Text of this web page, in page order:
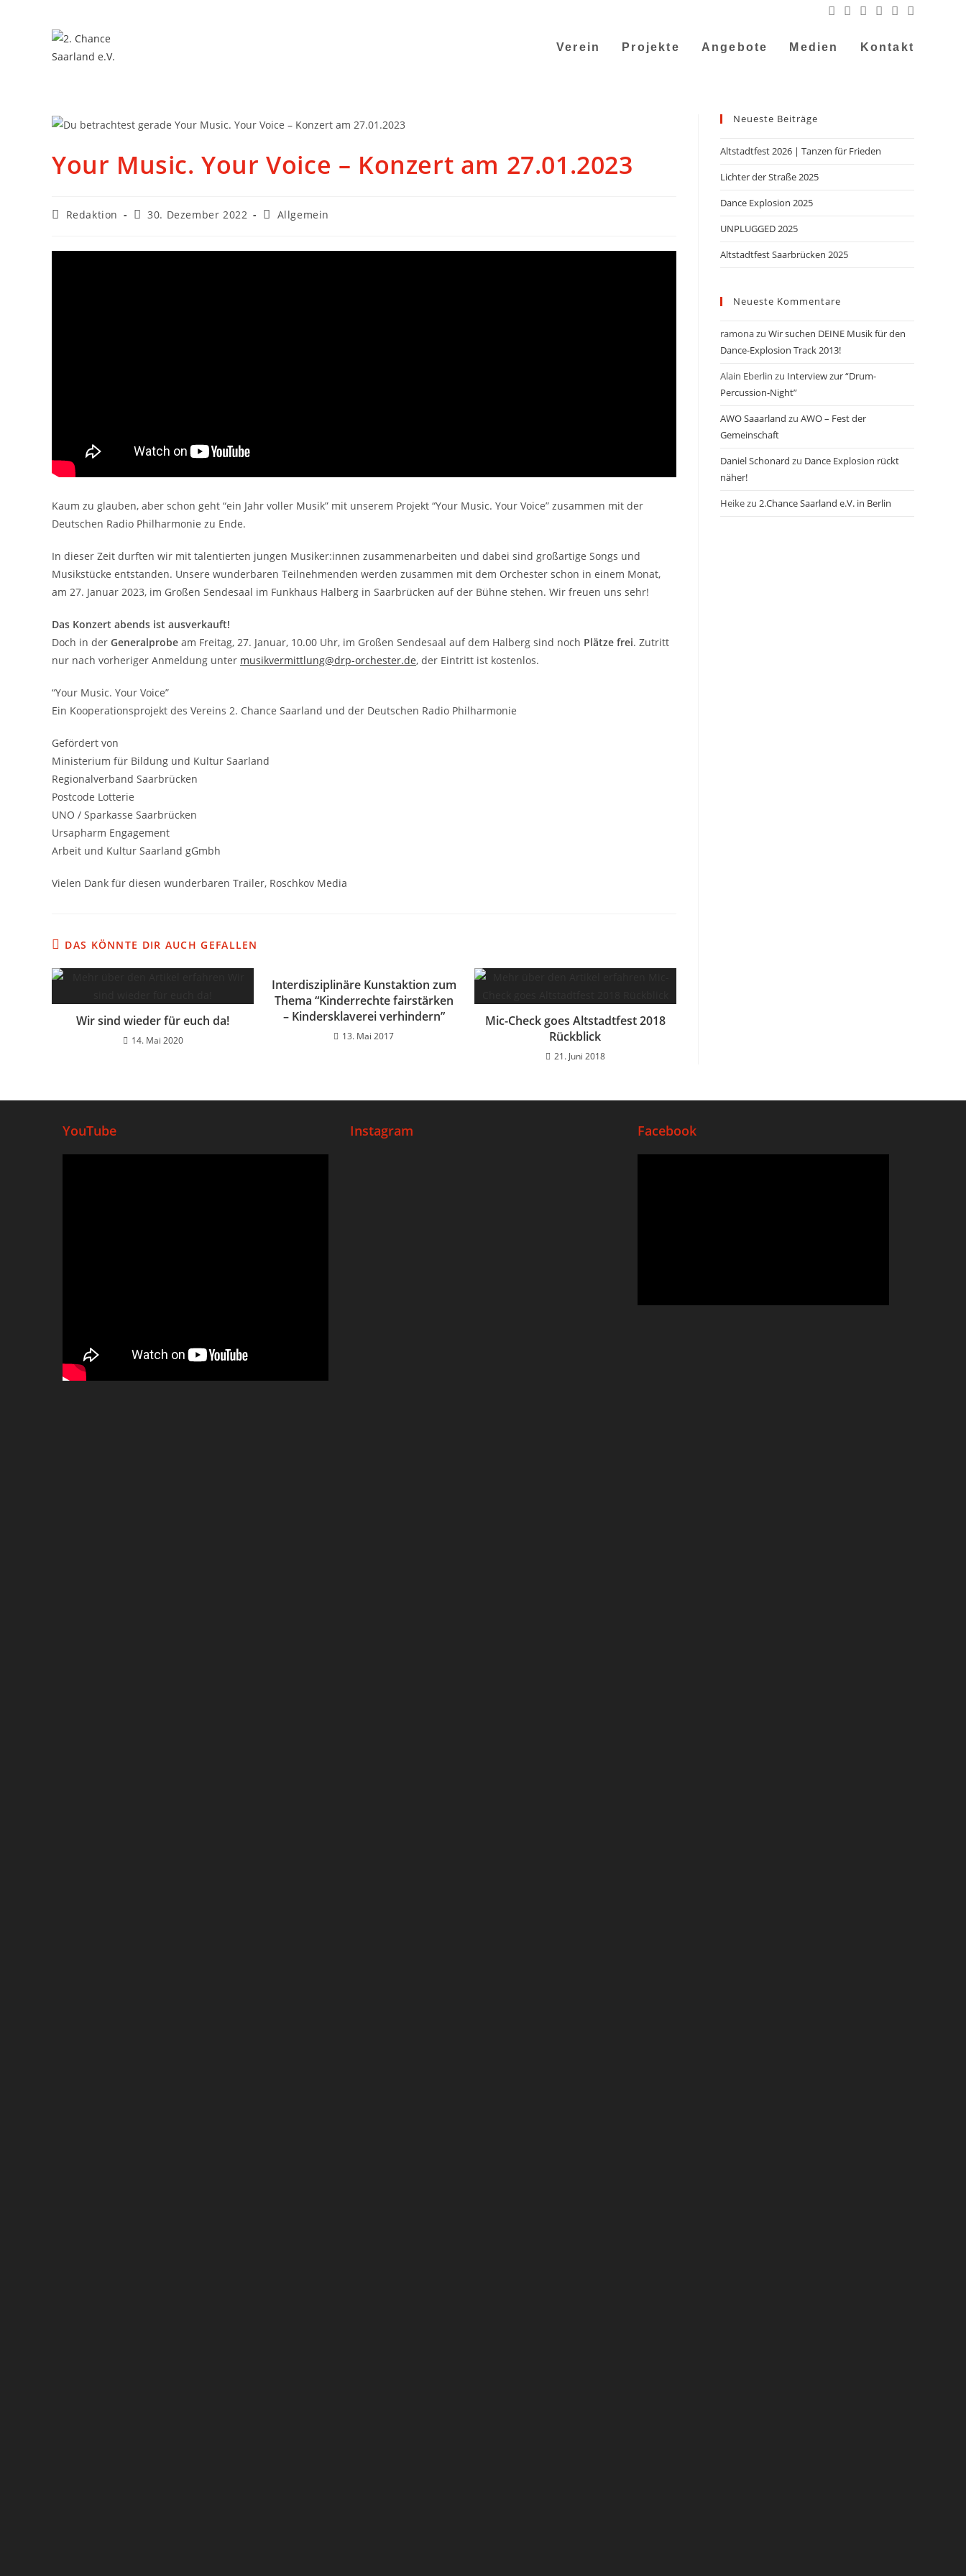
Verein Projekte Angebote Medien Kontakt
Your Music. Your Voice – Konzert am 27.01.2023
Redaktion 30. Dezember 2022 Allgemein
Kaum zu glauben, aber schon geht “ein Jahr voller Musik” mit unserem Projekt “Your Music. Your Voice” zusammen mit der
Deutschen Radio Philharmonie zu Ende.
In dieser Zeit durften wir mit talentierten jungen Musiker:innen zusammenarbeiten und dabei sind großartige Songs und
Musikstücke entstanden. Unsere wunderbaren Teilnehmenden werden zusammen mit dem Orchester schon in einem Monat,
am 27. Januar 2023, im Großen Sendesaal im Funkhaus Halberg in Saarbrücken auf der Bühne stehen. Wir freuen uns sehr!
Das Konzert abends ist ausverkauft!
Doch in der Generalprobe am Freitag, 27. Januar, 10.00 Uhr, im Großen Sendesaal auf dem Halberg sind noch Plätze frei. Zutritt
nur nach vorheriger Anmeldung unter musikvermittlung@drp-orchester.de, der Eintritt ist kostenlos.
“Your Music. Your Voice”
Ein Kooperationsprojekt des Vereins 2. Chance Saarland und der Deutschen Radio Philharmonie
Gefördert von
Ministerium für Bildung und Kultur Saarland
Regionalverband Saarbrücken
Postcode Lotterie
UNO / Sparkasse Saarbrücken
Ursapharm Engagement
Arbeit und Kultur Saarland gGmbh
Vielen Dank für diesen wunderbaren Trailer, Roschkov Media
DAS KÖNNTE DIR AUCH GEFALLEN
Wir sind wieder für euch da!
14. Mai 2020
Interdisziplinäre Kunstaktion zum
Thema “Kinderrechte fairstärken
– Kindersklaverei verhindern”
13. Mai 2017
Mic-Check goes Altstadtfest 2018
Rückblick
21. Juni 2018
Neueste Beiträge
Altstadtfest 2026 | Tanzen für Frieden
Lichter der Straße 2025
Dance Explosion 2025
UNPLUGGED 2025
Altstadtfest Saarbrücken 2025
Neueste Kommentare
ramonazu Wir suchen DEINE Musik für den
Dance-Explosion Track 2013!
Alain Eberlin zu Interview zur “Drum-
Percussion-Night”
AWO Saaarland zu AWO – Fest der
Gemeinschaft
Daniel Schonard zu Dance Explosion rückt
näher!
Heikezu 2.Chance Saarland e.V. in Berlin
YouTube Instagram Facebook